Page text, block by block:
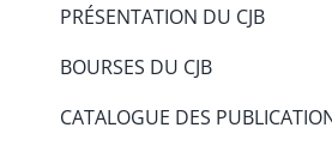
PRÉSENTATION DU CJB
BOURSES DU CJB
CATALOGUE DES